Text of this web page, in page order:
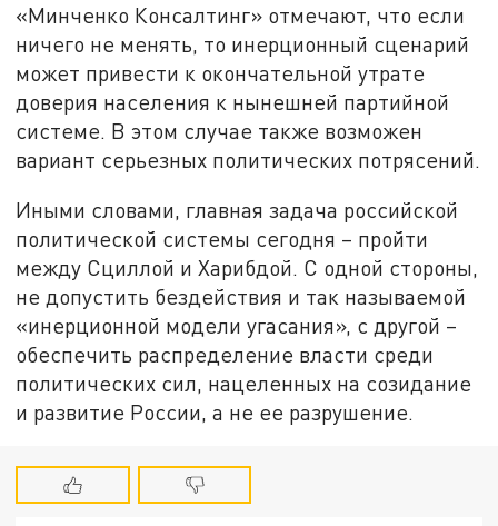
«Минченко Консалтинг» отмечают, что если
ничего не менять, то инерционный сценарий
может привести к окончательной утрате
доверия населения к нынешней партийной
системе. В этом случае также возможен
вариант серьезных политических потрясений.
Иными словами, главная задача российской
политической системы сегодня – пройти
между Сциллой и Харибдой. С одной стороны,
не допустить бездействия и так называемой
«инерционной модели угасания», с другой –
обеспечить распределение власти среди
политических сил, нацеленных на созидание
и развитие России, а не ее разрушение.